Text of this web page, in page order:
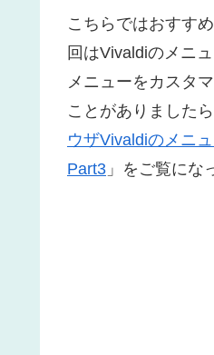
こちらではおすす
回はVivaldiのメニ
メニューをカスタ
ことがありましたら
ウザVivaldiのメニ
Part3 」をご覧にな